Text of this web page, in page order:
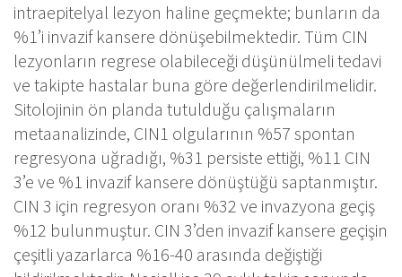
intraepitelyal lezyon haline geçmekte; bunların da
%1’i invazif kansere dönüşebilmektedir. Tüm CIN
lezyonların regrese olabileceği düşünülmeli tedavi
ve takipte hastalar buna göre değerlendirilmelidir.
Sitolojinin ön planda tutulduğu çalışmaların
metaanalizinde, CIN1 olgularının %57 spontan
regresyona uğradığı, %31 persiste ettiği, %11 CIN
3’e ve %1 invazif kansere dönüştüğü saptanmıştır.
CIN 3 için regresyon oranı %32 ve invazyona geçiş
%12 bulunmuştur. CIN 3’den invazif kansere geçişin
çeşitli yazarlarca %16-40 arasında değiştiği